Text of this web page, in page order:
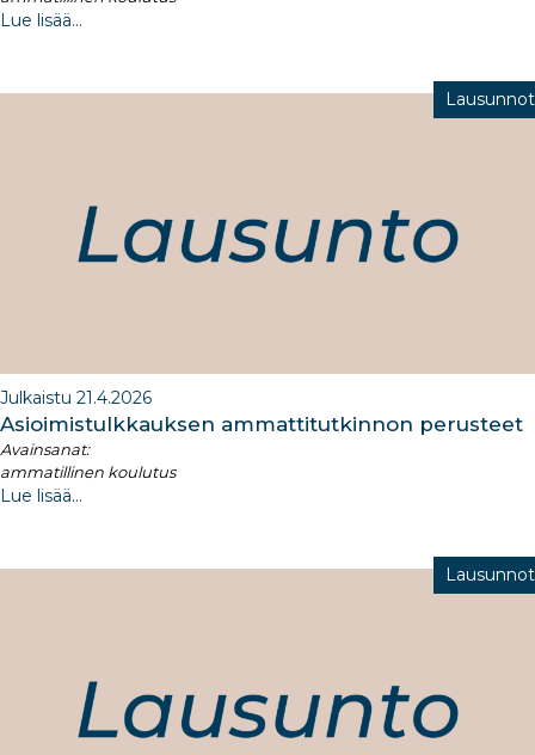
Lue lisää...
Lausunnot
Julkaistu 21.4.2026
Asioimistulkkauksen ammattitutkinnon perusteet
Avainsanat:
ammatillinen koulutus
Lue lisää...
Lausunnot